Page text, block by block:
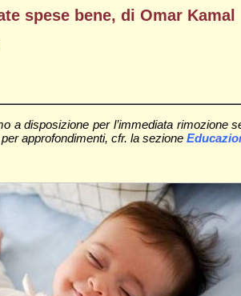
spese bene, di Omar Kamal
a disposizione per l’immediata
approfondimenti, cfr. la sezione